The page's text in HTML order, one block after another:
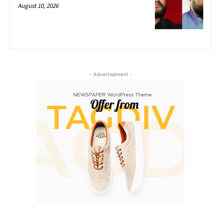
August 10, 2026
- Advertisement -